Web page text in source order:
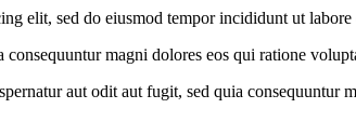
elit, sed do eiusmod tempor incididunt ut
magni dolores eos qui ratione
aut odit aut fugit, sed quia consequuntur